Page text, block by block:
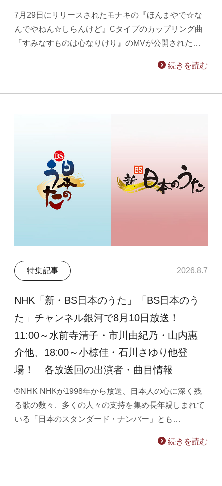
7月29日にリリースされたモナキの『ほんまやで☆な
んでやねん☆しらんけど』Cタイプのカップリング曲
『すみなすものは心なりけり』のMVが公開された…
続きを読む
特集記事 2026.8.7
NHK「新・BS日本のうた」「BS日本のう
た」チャンネル銀河で8月10日放送！
11:00～水前寺清子・市川由紀乃・山内惠
介他、18:00～小椋佳・石川さゆり他登
場！ 各放送回の出演者・曲目情報
©NHK NHKが1998年から放送、日本人の心に深く残
る歌の数々、多くの人々の支持を集め長年親しまれて
いる「日本のスタンダード・ナンバー」とも…
続きを読む